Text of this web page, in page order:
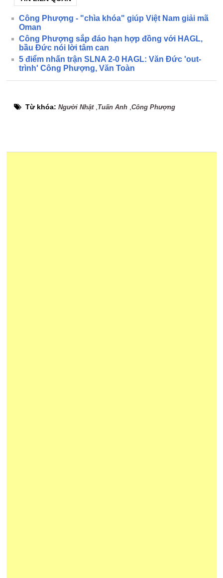
Công Phượng - "chìa khóa" giúp Việt Nam giải mã
Oman
Công Phượng sắp đáo hạn hợp đồng với HAGL,
bầu Đức nói lời tâm can
5 điểm nhấn trận SLNA 2-0 HAGL: Văn Đức 'out-
trình' Công Phượng, Văn Toàn
Từ khóa:Người Nhật, Tuấn Anh ,Công Phượng